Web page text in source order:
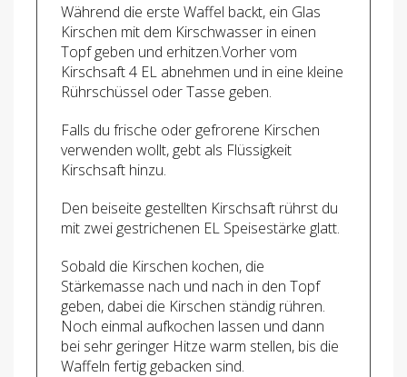
Während die erste Waffel backt, ein Glas
Kirschen mit dem Kirschwasser in einen
Topf geben und erhitzen.Vorher vom
Kirschsaft 4 EL abnehmen und in eine kleine
Rührschüssel oder Tasse geben.
Falls du frische oder gefrorene Kirschen
verwenden wollt, gebt als Flüssigkeit
Kirschsaft hinzu.
Den beiseite gestellten Kirschsaft rührst du
mit zwei gestrichenen EL Speisestärke glatt.
Sobald die Kirschen kochen, die
Stärkemasse nach und nach in den Topf
geben, dabei die Kirschen ständig rühren.
Noch einmal aufkochen lassen und dann
bei sehr geringer Hitze warm stellen, bis die
Waffeln fertig gebacken sind.